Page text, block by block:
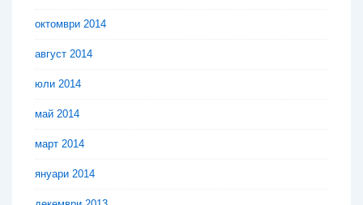
октомври 2014
август 2014
юли 2014
май 2014
март 2014
януари 2014